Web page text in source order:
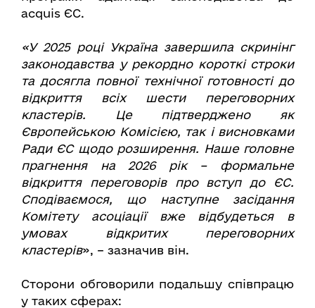
acquis ЄС.
«У 2025 році Україна завершила скринінг
законодавства у рекордно короткі строки
та досягла повної технічної готовності до
відкриття всіх шести переговорних
кластерів. Це підтверджено як
Європейською Комісією, так і висновками
Ради ЄС щодо розширення. Наше головне
прагнення на 2026 рік – формальне
відкриття переговорів про вступ до ЄС.
Сподіваємося, що наступне засідання
Комітету асоціації вже відбудеться в
умовах відкритих переговорних
кластерів», – зазначив він.
Сторони обговорили подальшу співпрацю
у таких сферах: